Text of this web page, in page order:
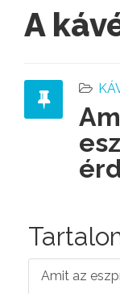
A
Amit az